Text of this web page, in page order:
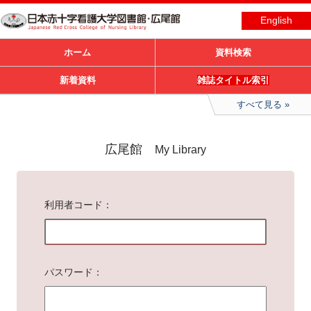
English
ホーム 資料検索
新着資料 雑誌タイトル索引
すべて見る
広尾館 My Library
利用者コード
パスワード